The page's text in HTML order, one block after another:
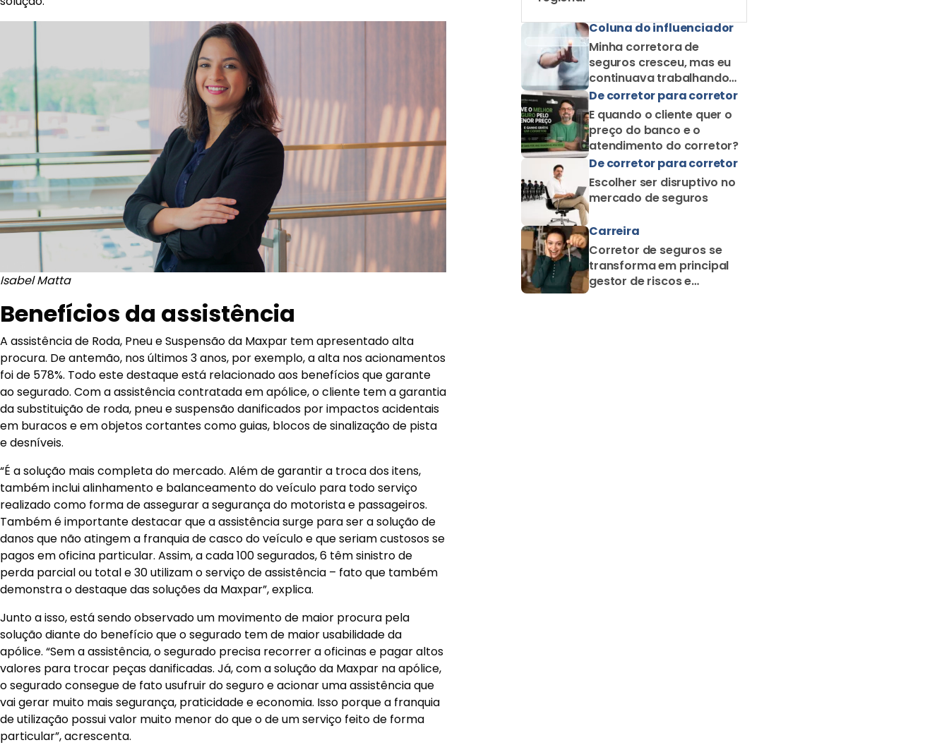
Isabel Matta
Benefícios da assistência
A assistência de Roda, Pneu e Suspensão da Maxpar tem apresentado alta
procura. De antemão, nos últimos 3 anos, por exemplo, a alta nos acionamentos
foi de 578%. Todo este destaque está relacionado aos benefícios que garante
ao segurado. Com a assistência contratada em apólice, o cliente tem a garantia
da substituição de roda, pneu e suspensão danificados por impactos acidentais
em buracos e em objetos cortantes como guias, blocos de sinalização de pista
e desníveis.
“É a solução mais completa do mercado. Além de garantir a troca dos itens,
também inclui alinhamento e balanceamento do veículo para todo serviço
realizado como forma de assegurar a segurança do motorista e passageiros.
Também é importante destacar que a assistência surge para ser a solução de
danos que não atingem a franquia de casco do veículo e que seriam custosos se
pagos em oficina particular. Assim, a cada 100 segurados, 6 têm sinistro de
perda parcial ou total e 30 utilizam o serviço de assistência – fato que também
demonstra o destaque das soluções da Maxpar”, explica.
Junto a isso, está sendo observado um movimento de maior procura pela
solução diante do benefício que o segurado tem de maior usabilidade da
apólice. “Sem a assistência, o segurado precisa recorrer a oficinas e pagar altos
valores para trocar peças danificadas. Já, com a solução da Maxpar na apólice,
o segurado consegue de fato usufruir do seguro e acionar uma assistência que
vai gerar muito mais segurança, praticidade e economia. Isso porque a franquia
de utilização possui valor muito menor do que o de um serviço feito de forma
particular”, acrescenta.
Coluna do influenciador
Minha corretora de
seguros cresceu, mas eu
continuava trabalhando
como corretor solo
De corretor para corretor
E quando o cliente quer o
preço do banco e o
atendimento do corretor?
De corretor para corretor
Escolher ser disruptivo no
mercado de seguros
Carreira
Corretor de seguros se
transforma em principal
gestor de riscos e